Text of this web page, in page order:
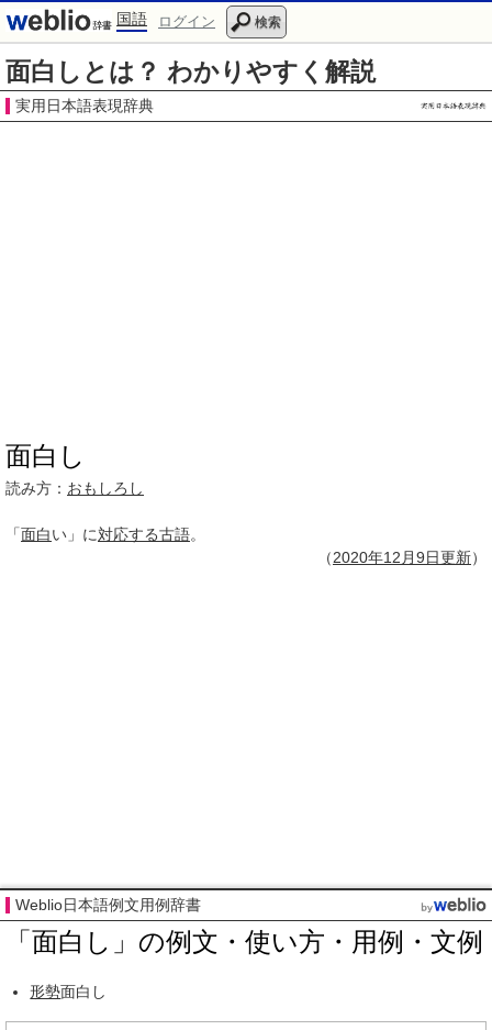
国語 ログイン 検索
面白しとは？ わかりやすく解説
実用日本語表現辞典
面白し
読み方： おもしろし
「面白い」に対応する古語。
（2020年12月9日更新）
Weblio日本語例文用例辞書
「面白し」の例文・使い方・用例・文例
形勢面白し